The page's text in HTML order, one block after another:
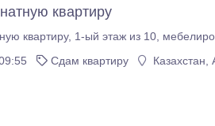
квартиру
квартиру, 1-ый этаж из 10,
Сдам квартиру Казахстан,